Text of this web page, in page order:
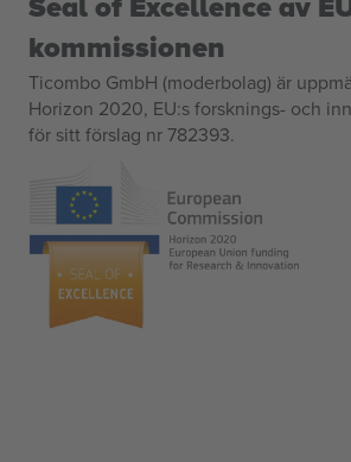
Seal of Excellence av
kommissionen
Ticombo GmbH (moderbolag) är
Horizon 2020, EU:s forsknings- och
för sitt förslag nr 782393.